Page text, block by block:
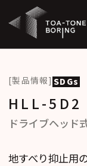
[製品情報]SDGs
HLL-5D2
ドライブヘッド
地すべり抑止用